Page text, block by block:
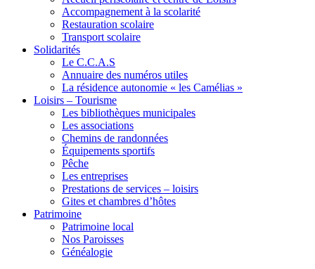
Accompagnement à la scolarité
Restauration scolaire
Transport scolaire
Solidarités
Le C.C.A.S
Annuaire des numéros utiles
La résidence autonomie « les Camélias »
Loisirs – Tourisme
Les bibliothèques municipales
Les associations
Chemins de randonnées
Équipements sportifs
Pêche
Les entreprises
Prestations de services – loisirs
Gites et chambres d’hôtes
Patrimoine
Patrimoine local
Nos Paroisses
Généalogie